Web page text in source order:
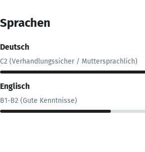
Sprachen
Deutsch
C2 (Verhandlungssicher / Muttersprachlich)
Englisch
B1-B2 (Gute Kenntnisse)